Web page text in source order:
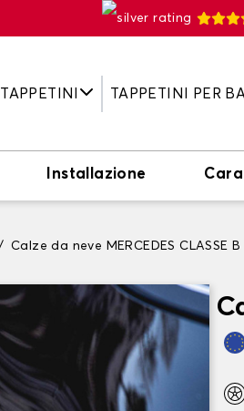
TAPPETINI TAPPETINI PER
Installazione
Calze da neve MERCEDES CLASSE B